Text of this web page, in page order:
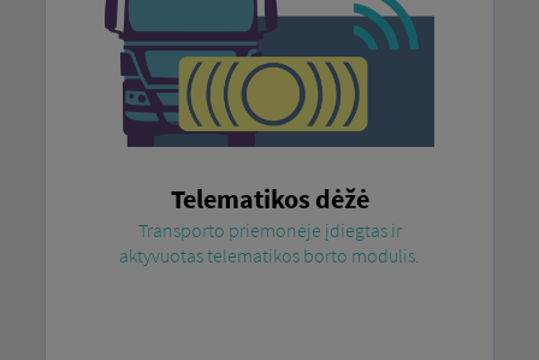
Telematikos dėžė
Transporto priemonėje įdiegtas ir
aktyvuotas telematikos borto modulis.